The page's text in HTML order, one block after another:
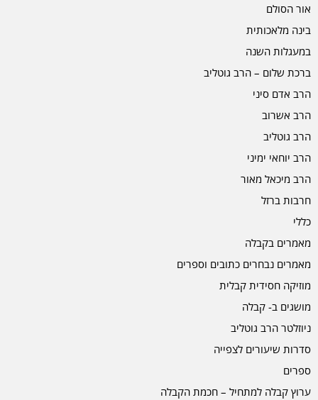
אור הסולם
בינה מלאכותית
במעגלות השנה
ברכת שלום – הרב גוטליב
הרב אדם סיני
הרב אשרוב
הרב גוטליב
הרב יוחאי ימיני
הרב מיכאל מאור
חרבות ברזל
כללי
מאמרים בקבלה
מאמרים נבחרים כתובים וספרים
מוזיקה חסידית קבלית
מושגים ב- קבלה
ניוזלטר הרב גוטליב
סדרות שיעורים לצפייה
ספרים
ערוץ קבלה למתחיל – חכמת הקבלה